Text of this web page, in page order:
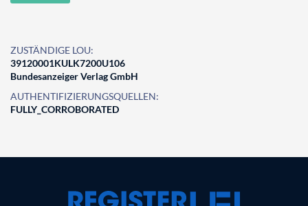
ZUSTÄNDIGE LOU:
39120001KULK7200U106
Bundesanzeiger Verlag GmbH
AUTHENTIFIZIERUNGSQUELLEN:
FULLY_CORROBORATED